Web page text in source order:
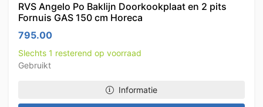
RVS Angelo Po Baklijn Doorkookplaat en 2 pits
Fornuis GAS 150 cm Horeca
795.00
Slechts 1 resterend op voorraad
Gebruikt
Informatie